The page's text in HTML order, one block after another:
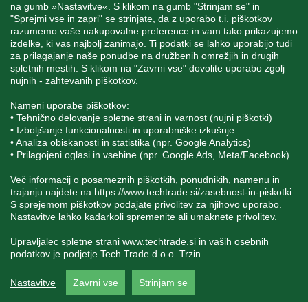
na gumb »Nastavitve«. S klikom na gumb "Strinjam se" in
"Sprejmi vse in zapri" se strinjate, da z uporabo t.i. piškotkov
razumemo vaše nakupovalne preference in vam tako prikazujemo
izdelke, ki vas najbolj zanimajo. Ti podatki se lahko uporabijo tudi
za prilagajanje naše ponudbe na družbenih omrežjih in drugih
spletnih mestih. S klikom na "Zavrni vse" dovolite uporabo zgolj
nujnih - zahtevanih piškotkov.
Nameni uporabe piškotkov:
• Tehnično delovanje spletne strani in varnost (nujni piškotki)
• Izboljšanje funkcionalnosti in uporabniške izkušnje
• Analiza obiskanosti in statistika (npr. Google Analytics)
• Prilagojeni oglasi in vsebine (npr. Google Ads, Meta/Facebook)
Več informacij o posameznih piškotkih, ponudnikih, namenu in
trajanju najdete na https://www.techtrade.si/zasebnost-in-piskotki
S sprejemom piškotkov podajate privolitev za njihovo uporabo.
Nastavitve lahko kadarkoli spremenite ali umaknete privolitev.
Upravljalec spletne strani www.techtrade.si in vaših osebnih
podatkov je podjetje Tech Trade d.o.o. Trzin.
Nastavitve Zavrni vse Strinjam se
SPREMLJAJTE NAS
+386 1 562 21 11
pravilne in verodostojne podatke. V kolikor na naši
spletni strani zasledite napačne oziroma neustrezne
podatke ali slike, vas prosimo, da nam to sporočite na